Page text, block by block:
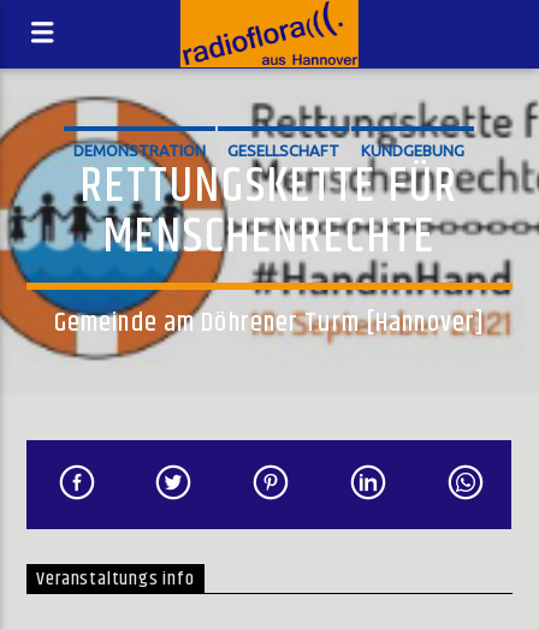
DEMONSTRATION GESELLSCHAFT KUNDGEBUNG
RETTUNGSKETTE FÜR
MENSCHENRECHTE
Gemeinde am Döhrener Turm [Hannover]
Veranstaltungs info